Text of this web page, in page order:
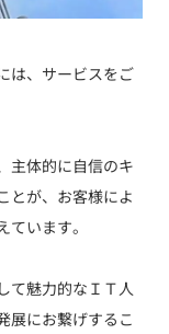
は、サービスをご
主体的に自信のキ
とが、お客様によ
います。
て魅力的なＩＴ人
展にお繋げするこ